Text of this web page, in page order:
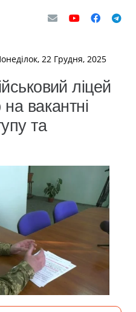
22 Грудня, 2025
ліцей
вакантні
та